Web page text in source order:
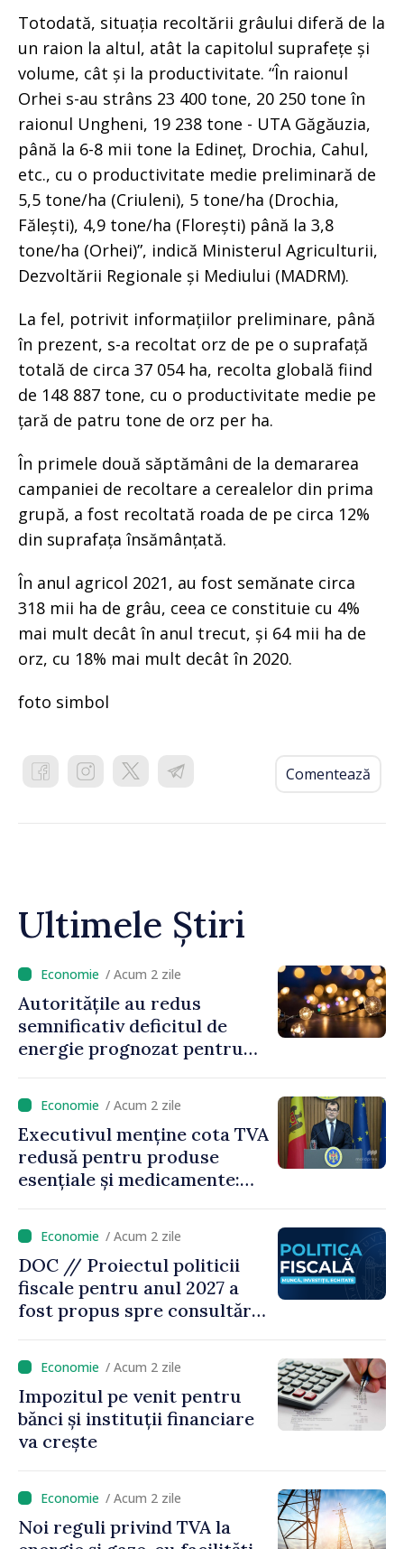
Totodată, situația recoltării grâului diferă de la
un raion la altul, atât la capitolul suprafețe și
volume, cât și la productivitate. “În raionul
Orhei s-au strâns 23 400 tone, 20 250 tone în
raionul Ungheni, 19 238 tone - UTA Găgăuzia,
până la 6-8 mii tone la Edineț, Drochia, Cahul,
etc., cu o productivitate medie preliminară de
5,5 tone/ha (Criuleni), 5 tone/ha (Drochia,
Fălești), 4,9 tone/ha (Florești) până la 3,8
tone/ha (Orhei)”, indică Ministerul Agriculturii,
Dezvoltării Regionale și Mediului (MADRM).
La fel, potrivit informațiilor preliminare, până
în prezent, s-a recoltat orz de pe o suprafață
totală de circa 37 054 ha, recolta globală fiind
de 148 887 tone, cu o productivitate medie pe
țară de patru tone de orz per ha.
În primele două săptămâni de la demararea
campaniei de recoltare a cerealelor din prima
grupă, a fost recoltată roada de pe circa 12%
din suprafața însămânțată.
În anul agricol 2021, au fost semănate circa
318 mii ha de grâu, ceea ce constituie cu 4%
mai mult decât în anul trecut, și 64 mii ha de
orz, cu 18% mai mult decât în 2020.
foto simbol
Comentează
Ultimele Știri
/ Acum 2 zile
Autoritățile au redus
semnificativ deficitul de
energie prognozat pentru
/ Acum 2 zile
Executivul menține cota TVA
redusă pentru produse
esențiale și medicamente:
pe seama consumului de
bază al oamenilor”
/ Acum 2 zile
DOC // Proiectul politicii
fiscale pentru anul 2027 a
fost propus spre consultări
/ Acum 2 zile
Impozitul pe venit pentru
bănci și instituții financiare
va crește
/ Acum 2 zile
Noi reguli privind TVA la